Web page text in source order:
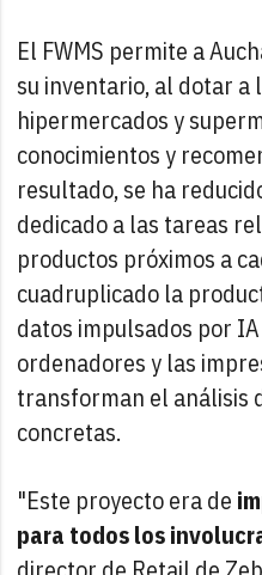
El FWMS permite a
su inventario, al dotar a
hipermercados y
conocimientos y
resultado, se ha
dedicado a las tareas
productos próximos a
cuadruplicado la
datos impulsados por
ordenadores y las
transforman el análisis
concretas.
"Este proyecto era de
para todos los